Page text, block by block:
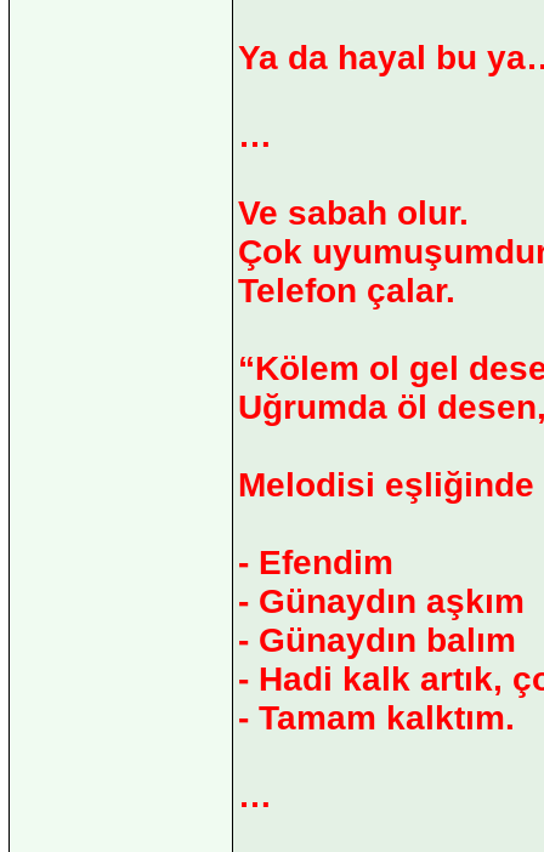
Ya da hayal bu
…
Ve sabah olur.
Çok
Telefon çalar.
“Kölem ol gel
Uğrumda öl
Melodisi eşliğinde
- Efendim
- Günaydın aşkım
- Günaydın balım
- Hadi kalk artık,
- Tamam kalktım.
…